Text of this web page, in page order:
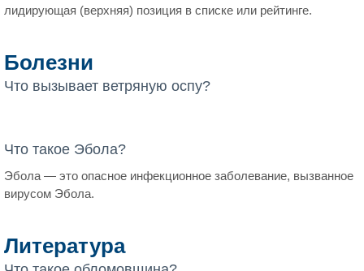
лидирующая (верхняя) позиция в списке или рейтинге.
Болезни
Что вызывает ветряную оспу?
Что такое Эбола?
Эбола — это опасное инфекционное заболевание, вызванное
вирусом Эбола.
Литература